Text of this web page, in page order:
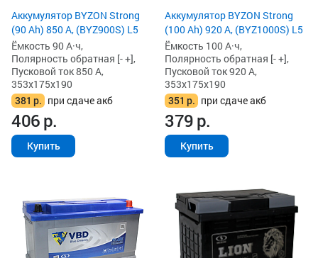
Аккумулятор BYZON Strong
(90 Ah) 850 А, (BYZ900S) L5
Ёмкость 90 А·ч,
Полярность обратная [- +],
Пусковой ток 850 А,
353x175x190
381 р. при сдаче акб
406р.
Купить
Аккумулятор BYZON Strong
(100 Ah) 920 А, (BYZ1000S) L5
Ёмкость 100 А·ч,
Полярность обратная [- +],
Пусковой ток 920 А,
353x175x190
351 р. при сдаче акб
379р.
Купить